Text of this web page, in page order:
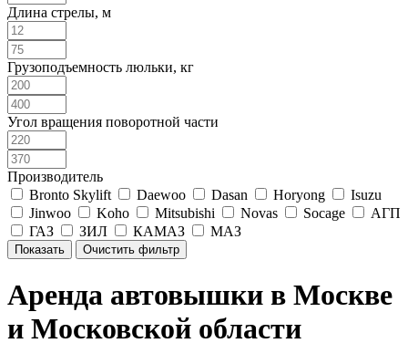
Длина стрелы, м
Грузоподъемность люльки, кг
Угол вращения поворотной части
Производитель
Bronto Skylift
Daewoo Dasan Horyong
Isuzu
Jinwoo
Koho Mitsubishi Novas Socage
АГП
ГАЗ
ЗИЛ КАМАЗ МАЗ
Аренда автовышки в Москве
и Московской области